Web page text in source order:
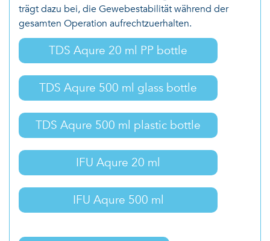
trägt dazu bei, die Gewebestabilität während der
gesamten Operation aufrechtzuerhalten.
TDS Aqure 20 ml PP bottle
TDS Aqure 500 ml glass bottle
TDS Aqure 500 ml plastic bottle
IFU Aqure 20 ml
IFU Aqure 500 ml